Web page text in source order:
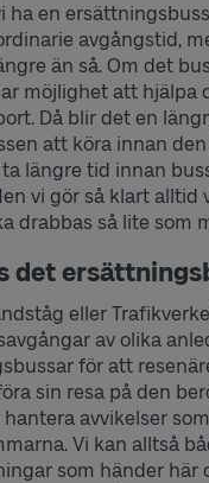
ha en
avgångstid,
än så. Om det
möjlighet att hjälpa
Då blir det en
att köra innan
längre tid innan
vi gör så klart alltid
drabbas så lite som
det
eller
av olika
för att
sin resa på den
avvikelser
Vi kan alltså
som händer här